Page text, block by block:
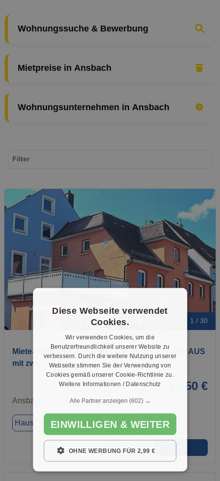
Wohnungssuche & Bewerbung
Mietpreise in Ansbach
Wohnungsunternehmen in Ansbach
1 / 30
Miete-Mietkauf-Kauf: Alles ist Möglich! STADTHAUS
mit zwei…
1.950 €
Ansbach, 91522
Haus ca. 145,00 m² Zimmer 6
★ ➦
Filter
Diese Webseite verwendet
Cookies.
Wir verwenden Cookies, um die
Benutzerfreundlichkeit unserer Website zu
verbessern. Durch die weitere Nutzung unserer
Webseite stimmen Sie der Verwendung von
Cookies gemäß unserer Cookie-Richtlinie zu.
Weitere Informationen / Datenschutz
Alle Partner anzeigen (602) →
EINWILLIGEN & WEITER
OHNE WERBUNG FÜR 2,99 €